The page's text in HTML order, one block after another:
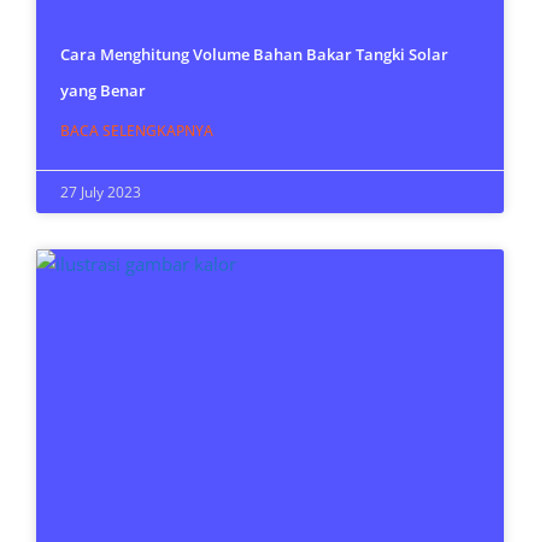
Cara Menghitung Volume Bahan Bakar Tangki Solar
yang Benar
BACA SELENGKAPNYA
27 July 2023